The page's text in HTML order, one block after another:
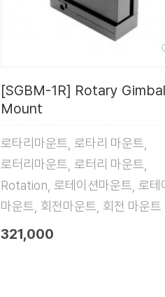
[SGBM-1R] Rotary Gimbal
Mount
로타리마운트, 로타리 마운트,
로터리마운트, 로터리 마운트,
Rotation, 로테이션마운트, 로테
마운트, 회전마운트, 회전 마운트
321,000